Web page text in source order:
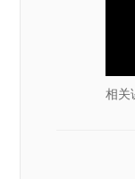
相关